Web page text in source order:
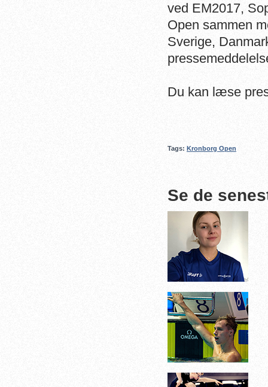
ved EM2017,
Open sammen
Sverige,
Du kan læse
Tags: Kronborg Open
Se de